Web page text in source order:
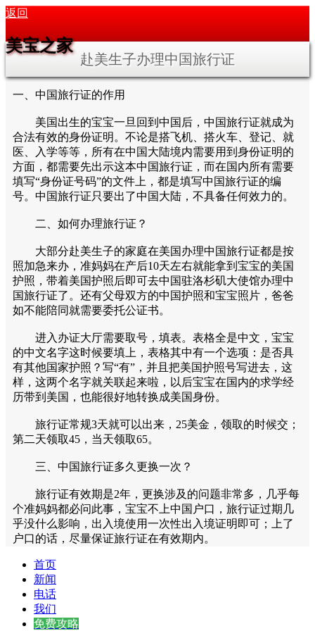
返回
美宝之家
赴美生子办理中国旅行证
一、中国旅行证的作用
美国出生的宝宝一旦回到中国后，中国旅行证就成为
合法有效的身份证明。不论是搭飞机、搭火车、登记、就
医、入学等等，所有在中国大陆境内需要用到身份证明的
方面，都需要先出示这本中国旅行证，而在国内所有需要
填写“身份证号码”的文件上，都是填写中国旅行证的编
号。中国旅行证只要出了中国大陆，不具备任何效力的。
二、如何办理旅行证？
大部分赴美生子的家庭在美国办理中国旅行证都是按
照加急来办，准妈妈在产后10天左右就能拿到宝宝的美国
护照，带着美国护照后即可去中国驻洛杉矶大使馆办理中
国旅行证了。还有父母双方的中国护照和宝宝照片，爸爸
如不能陪同就需要委托公证书。
进入办证大厅需要取号，填表。表格全是中文，宝宝
的中文名字这时候要填上，表格其中有一个选项：是否具
有其他国家护照？写“有”，并且把美国护照号写进去，这
样，这两个名字就关联起来啦，以后宝宝在国内的求学经
历带到美国，也能很好地转换成美国身份。
旅行证常规3天就可以出来，25美金，领取的时候交；
第二天领取45，当天领取65。
三、中国旅行证多久更换一次？
旅行证有效期是2年，更换涉及的问题非常多，几乎每
个准妈妈都必问此事，宝宝不上中国户口，旅行证过期几
乎没什么影响，出入境使用一次性出入境证明即可；上了
户口的话，尽量保证旅行证在有效期内。
首页
新闻
电话
我们
免费攻略